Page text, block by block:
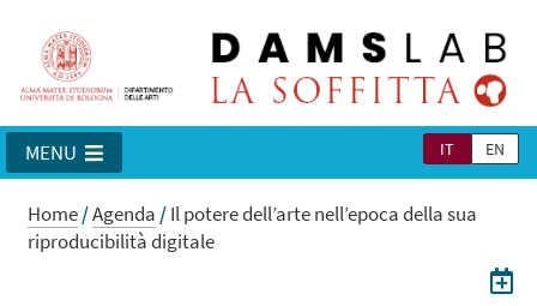
IT EN
MENU
Home/Agenda /Il potere dell’arte nell’epoca della sua
riproducibilità digitale